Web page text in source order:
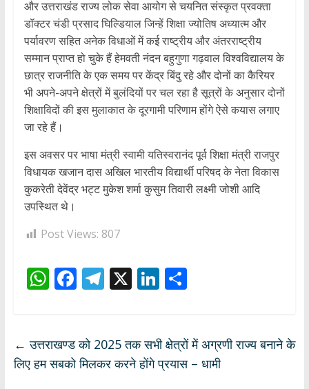
और उत्तराखंड राज्य लोक सेवा आयोग से चयनित संस्कृत प्रवक्ता
डॉक्टर चंडी प्रसाद घिल्डियाल जिन्हें शिक्षा ज्योतिष अध्यात्म और
पर्यावरण सहित अनेक विधाओं में कई राष्ट्रीय और अंतरराष्ट्रीय
सम्मान प्राप्त हो चुके हैं हेमवती नंदन बहुगुणा गढ़वाल विश्वविद्यालय के
छात्र राजनीति के एक समय पर केंद्र बिंदु रहे और दोनों का कैरियर
भी अपने-अपने क्षेत्रों में बुलंदियों पर चल रहा है सूत्रों के अनुसार दोनों
शिक्षाविदों की इस मुलाकात के दूरगामी परिणाम होंगे ऐसे कयास लगाए
जा रहे हैं।
इस अवसर पर भाषा मंत्री स्वामी यतिस्वरानंद पूर्व शिक्षा मंत्री राजपुर
विधायक खजान दास अखिल भारतीय विद्यार्थी परिषद के नेता विकास
कुकरेती देवेंद्र भट्ट मुकेश शर्मा कुसुम तिवारी लक्ष्मी जोशी आदि
उपस्थित थे।
Post Views: 807
W
s
A
F
b
o
T
gr
a
X Li
e
dI
S
e
← उत्तराखण्ड को 2025 तक सभी क्षेत्रों में अग्रणी राज्य बनाने के
लिए हम सबको मिलकर करने होंगे प्रयास – धामी